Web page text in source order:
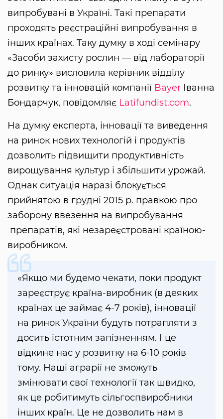
випробувані в Україні. Такі препарати
проходять реєстраційні випробування в
інших країнах. Таку думку в ході семінару
«Засоби захисту рослин — від лабораторії
до ринку» висловила керівник відділу
розвитку та інновацій компанії Bayer Іванна
Бондарчук, повідомляє Latifundist.com.
На думку експерта, інновації та виведення
на ринок нових технологій і продуктів
дозволить підвищити продуктивність
вирощування культур і збільшити урожай.
Однак ситуація наразі блокується
прийнятою в грудні 2015 р. правкою про
заборону ввезення на випробування
препаратів, які незареєстровані країною-
виробником.
«Якщо ми будемо чекати, поки продукт
зареєструє країна-виробник (в деяких
країнах це займає 4-7 років), інновації
на ринок України будуть потрапляти з
досить істотним запізненням. І це
відкине нас у розвитку на 6-10 років
тому. Наші аграрії не зможуть
змінювати свої технології так швидко,
як це робитимуть сільгоспвиробники
інших країн. Це не дозволить нам в